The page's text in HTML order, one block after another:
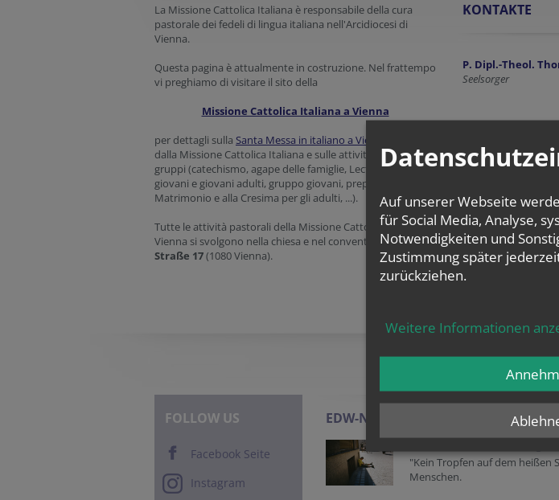
La Missione Cattolica Italiana è responsabile della cura
pastorale dei fedeli di lingua italiana nell'Arcidiocesi di
Vienna.
Questa pagina è attualmente in costruzione. Nel frattempo
vi preghiamo di visitare il sito della
Missione Cattolica Italiana a Vienna
per dettagli sulla Santa Messa in italiano a Vienna
dalla Missione Cattolica Italiana e sulle attività dei vari
gruppi (catechismo, agape delle famiglie, Lectio Divina per i
giovani e giovani adulti, gruppo giovani, preparazione al
Matrimonio e alla Cresima per gli adulti, ...).
Tutte le attività pastorali della Missione Cattolica Italiana a
Vienna si svolgono nella chiesa e nel convento diAlser
Straße 17(1080 Vienna).
KONTAKTE
P. Dipl.-Theol.
Seelsorger
Per contattare il
Alser Straße 17
1080 Vienna
+43 (1) 405 72 25
AKTUELLES AUS
FOLLOW US
Facebook Seite
Instagram
EDW-NEWS
Extreme Hitze: Wie
"Kein Tropfen auf dem heißen
Menschen.
Auf unserer Webseite
für Social Media, Analyse,
Notwendigkeiten und
Zustimmung später
zurückziehen.
Weitere Informationen